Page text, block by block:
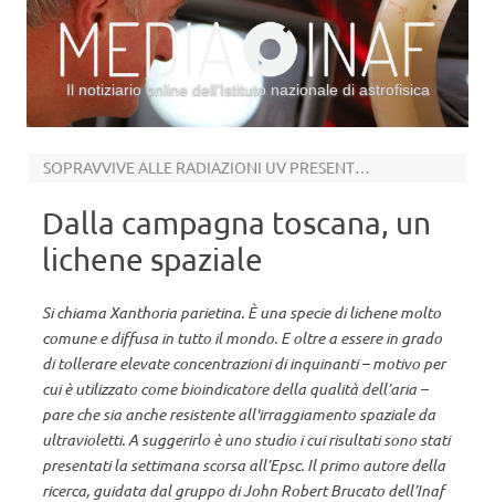
Il notiziario online dell’Istituto nazionale di astrofisica
SOPRAVVIVE ALLE RADIAZIONI UV PRESENTI NELLO SPAZIO
Dalla campagna toscana, un
lichene spaziale
Si chiama Xanthoria parietina. È una specie di lichene molto
comune e diffusa in tutto il mondo. E oltre a essere in grado
di tollerare elevate concentrazioni di inquinanti – motivo per
cui è utilizzato come bioindicatore della qualità dell’aria –
pare che sia anche resistente all'irraggiamento spaziale da
ultravioletti. A suggerirlo è uno studio i cui risultati sono stati
presentati la settimana scorsa all’Epsc. Il primo autore della
ricerca, guidata dal gruppo di John Robert Brucato dell’Inaf